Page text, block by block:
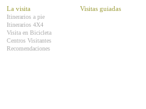
La visita
Itinerarios a pie
Itinerarios 4X4
Visita en Bicicleta
Centros Visitantes
Recomendaciones
Visitas guiadas